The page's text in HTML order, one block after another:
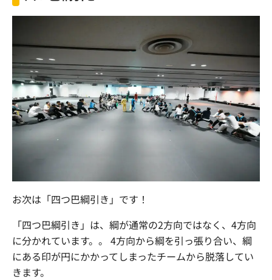
お次は「四つ巴綱引き」です！
「四つ巴綱引き」は、綱が通常の2方向ではなく、4方向
に分かれています。。 4方向から綱を引っ張り合い、綱
にある印が円にかかってしまったチームから脱落してい
きます。